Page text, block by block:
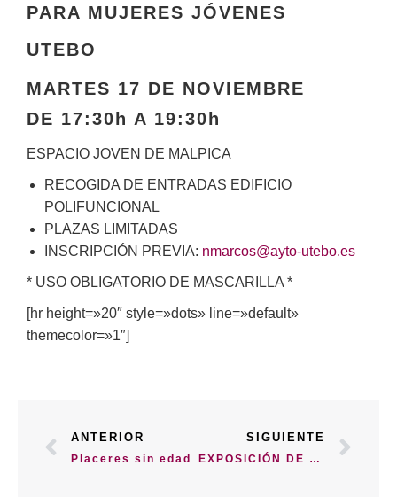
PARA MUJERES JÓVENES
UTEBO
MARTES 17 DE NOVIEMBRE
DE 17:30h A 19:30h
ESPACIO JOVEN DE MALPICA
RECOGIDA DE ENTRADAS EDIFICIO
POLIFUNCIONAL
PLAZAS LIMITADAS
INSCRIPCIÓN PREVIA: nmarcos@ayto-utebo.es
* USO OBLIGATORIO DE MASCARILLA *
[hr height=»20″ style=»dots» line=»default»
themecolor=»1″]
ANTERIOR
Placeres sin edad
SIGUIENTE
EXPOSICIÓN DE MAQUETAS